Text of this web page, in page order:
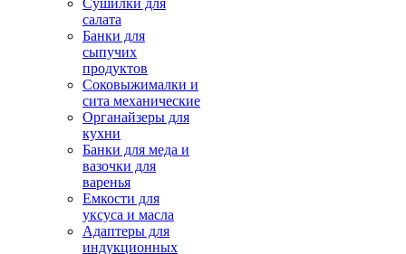
Сушилки для
салата
Банки для
сыпучих
продуктов
Соковыжималки и
сита механические
Органайзеры для
кухни
Банки для меда и
вазочки для
варенья
Емкости для
уксуса и масла
Адаптеры для
индукционных